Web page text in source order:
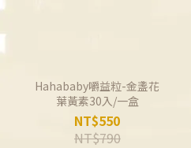
Hahababy嚼益粒-金盞花
葉黃素30入/一盒
NT$550
NT$790